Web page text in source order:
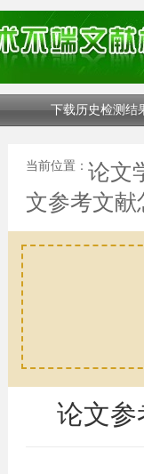
下载历史检测结
当前位置： 论文
文参考文献
论文参